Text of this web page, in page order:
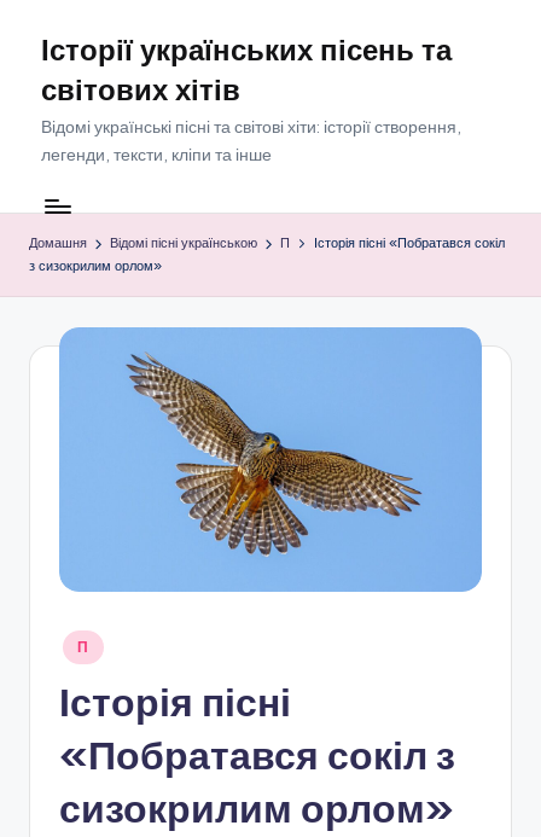
Перейти
вмісту
Історії українських пісень та
світових хітів
Відомі українські пісні та світові хіти: історії створення,
легенди, тексти, кліпи та інше
Домашня Відомі пісні українською П
Історія пісні «Побратався сокіл
з сизокрилим орлом»
Опубліковано
П
Історія пісні
«Побратався сокіл з
сизокрилим орлом»